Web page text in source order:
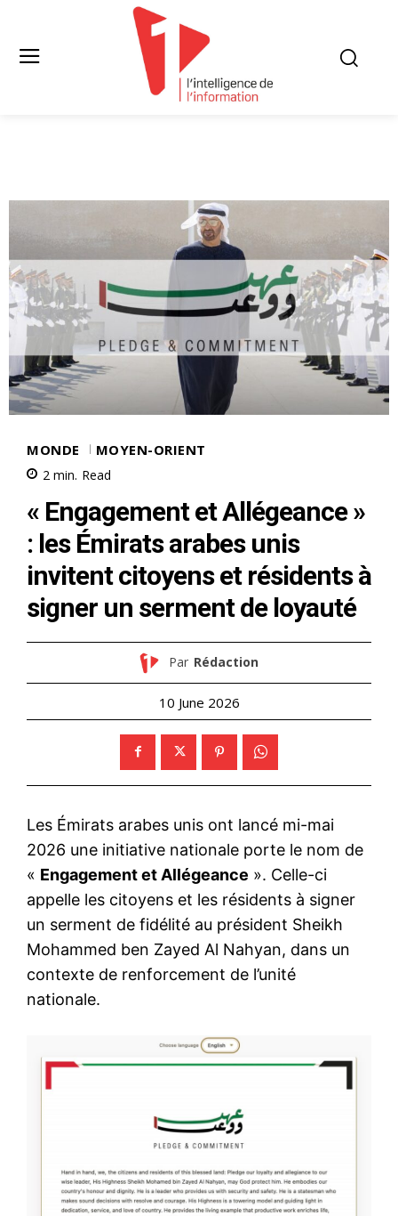
MONDE MOYEN-ORIENT
2 min. Read
« Engagement et Allégeance »
: les Émirats arabes unis
invitent citoyens et résidents à
signer un serment de loyauté
Par Rédaction
10 June 2026
Les Émirats arabes unis ont lancé mi-mai
2026 une initiative nationale porte le nom de
« Engagement et Allégeance ». Celle-ci
appelle les citoyens et les résidents à signer
un serment de fidélité au président Sheikh
Mohammed ben Zayed Al Nahyan, dans un
contexte de renforcement de l’unité
nationale.